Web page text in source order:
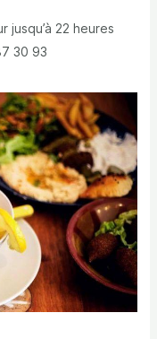
jusqu’à 22 heures
30 93